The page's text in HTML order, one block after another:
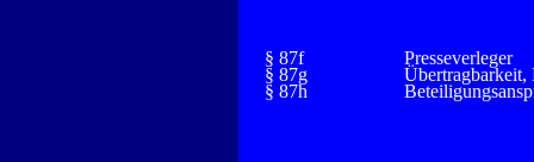
§ 87f
Presseverleger
§ 87g
Übertragbarkeit,
§ 87h